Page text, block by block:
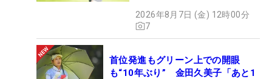
2026年8月7日 (金) 12時00分
7
首位発進もグリーン上での開眼
も“10年ぶり” 金田久美子「あと1